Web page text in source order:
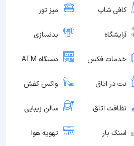
کافی شاپ میز تور
آرایشگاه بدنسازی
خدمات فکس دستگاه ATM
نت در اتاق واکس کفش
نظافت اتاق سالن زیبایی
اسنک بار تهویه هوا